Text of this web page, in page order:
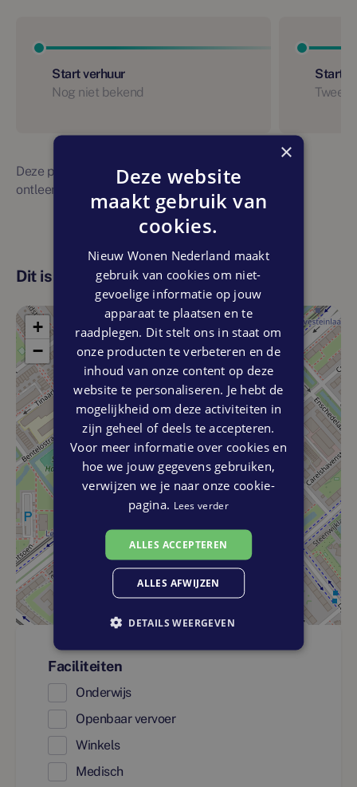
Start verhuur
Nog niet bekend
Start
Deze planning is indicatief. Er kunnen geen rechten
ontleend worden aan bovenstaande planning
Dit is de locatie
+
−
Faciliteiten
Onderwijs
Openbaar vervoer
Winkels
Medisch
×
Deze website
maakt gebruik van
cookies.
Nieuw Wonen Nederland maakt
gebruik van cookies om niet-
gevoelige informatie op jouw
apparaat te plaatsen en te
raadplegen. Dit stelt ons in staat om
onze producten te verbeteren en de
inhoud van onze content op deze
website te personaliseren. Je hebt de
mogelijkheid om deze activiteiten in
zijn geheel of deels te accepteren.
Voor meer informatie over cookies en
hoe we jouw gegevens gebruiken,
verwijzen we je naar onze cookie-
pagina. Lees verder
ALLES ACCEPTEREN
ALLES AFWIJZEN
DETAILS WEERGEVEN